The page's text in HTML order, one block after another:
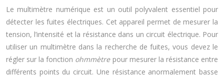
Le multimètre numérique est un outil polyvalent essentiel pour
détecter les fuites électriques. Cet appareil permet de mesurer la
tension, l’intensité et la résistance dans un circuit électrique. Pour
utiliser un multimètre dans la recherche de fuites, vous devez le
régler sur la fonction ohmmètre pour mesurer la résistance entre
différents points du circuit. Une résistance anormalement basse